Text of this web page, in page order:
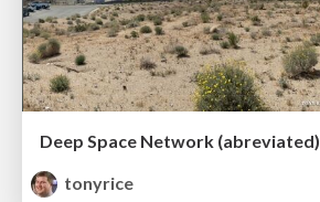
Deep Space Network (abreviated)
tonyrice